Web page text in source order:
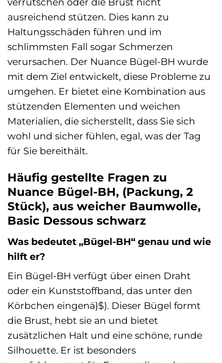
ausreichend stützen. Dies kann zu
Haltungsschäden führen und im
schlimmsten Fall sogar Schmerzen
verursachen. Der Nuance Bügel-BH wurde
mit dem Ziel entwickelt, diese Probleme zu
umgehen. Er bietet eine Kombination aus
stützenden Elementen und weichen
Materialien, die sicherstellt, dass Sie sich
wohl und sicher fühlen, egal, was der Tag
für Sie bereithält.
Häufig gestellte Fragen zu
Nuance Bügel-BH, (Packung, 2
Stück), aus weicher Baumwolle,
Basic Dessous schwarz
Was bedeutet „Bügel-BH“ genau und wie
hilft er?
Ein Bügel-BH verfügt über einen Draht
oder ein Kunststoffband, das unter den
Körbchen eingenä}$). Dieser Bügel formt
die Brust, hebt sie an und bietet
zusätzlichen Halt und eine schöne, runde
Silhouette. Er ist besonders